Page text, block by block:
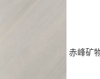
赤峰矿